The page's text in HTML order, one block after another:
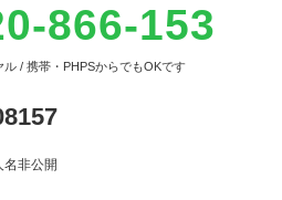
866-153
/ 携帯・PHPSからでもOKです
名非公開